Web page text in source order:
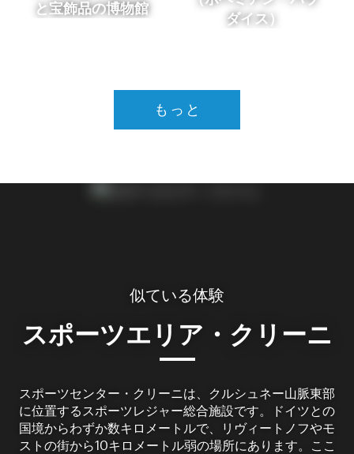
と宝飾品の博物館
ダイス）
もっと
似ている体験
スポーツエリア・クリーニ
スポーツセンター・クリーニは、クルシュネー山脈東部
に位置するスポーツレジャー総合施設です。ドイツとの
国境からわずか数キロメートルで、リヴィートノフやモ
ストの街から10キロメートル弱の場所にあります。ここ